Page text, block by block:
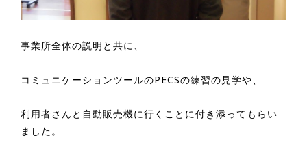
事業所全体の説明と共に、
コミュニケーションツールのPECSの練習の見学や、
利用者さんと自動販売機に行くことに付き添ってもらい
ました。